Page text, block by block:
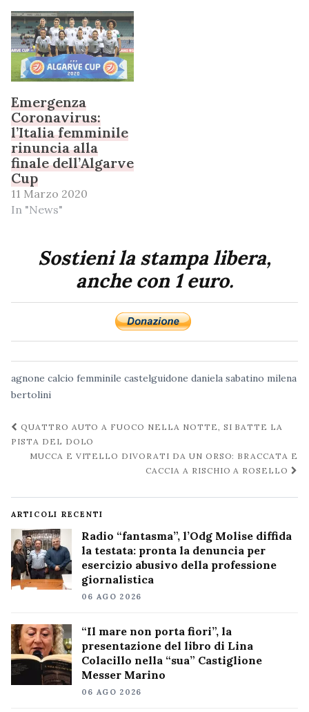
Emergenza
Coronavirus:
l’Italia femminile
rinuncia alla
finale dell’Algarve
Cup
11 Marzo 2020
In "News"
Sostieni la stampa libera,
anche con 1 euro.
agnone calcio femminile castelguidone daniela sabatino milena
bertolini
Navigazione
post
QUATTRO AUTO A FUOCO NELLA NOTTE, SI BATTE LA
PISTA DEL DOLO
MUCCA E VITELLO DIVORATI DA UN ORSO: BRACCATA E
CACCIA A RISCHIO A ROSELLO
ARTICOLI RECENTI
Radio “fantasma”, l’Odg Molise diffida
la testata: pronta la denuncia per
esercizio abusivo della professione
giornalistica
06 AGO 2026
“Il mare non porta fiori”, la
presentazione del libro di Lina
Colacillo nella “sua” Castiglione
Messer Marino
06 AGO 2026